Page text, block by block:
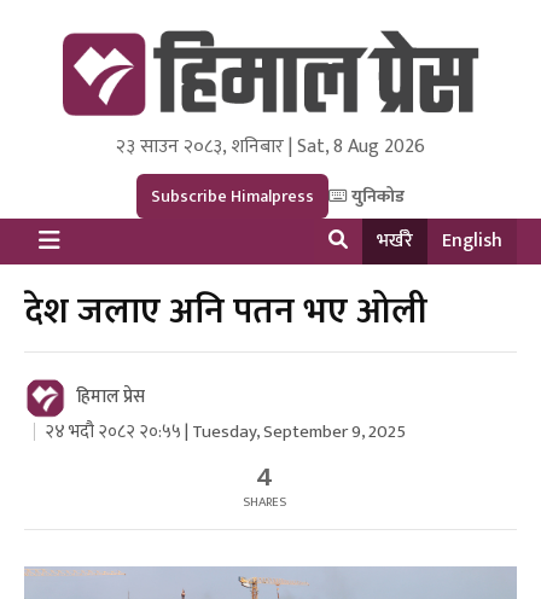
Himal Press
Dot NewsyNepal Media and Research Pvt Ltd.
२३ साउन २०८३, शनिबार | Sat, 8 Aug 2026
Subscribe Himalpress युनिकोड
भर्खरै English
देश जलाए अनि पतन भए ओली
हिमाल प्रेस
२४ भदौ २०८२ २०:५५ | Tuesday, September 9, 2025
4
SHARES